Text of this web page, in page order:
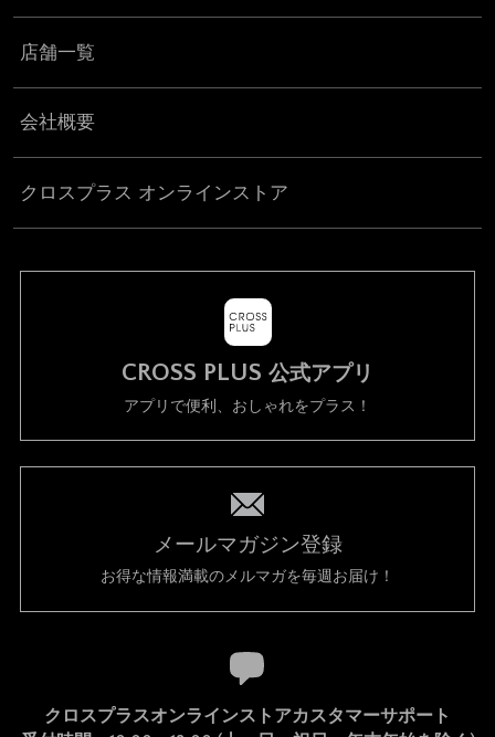
店舗一覧
会社概要
クロスプラス オンラインストア
CROSS PLUS 公式アプリ
アプリで便利、おしゃれをプラス！
メールマガジン登録
お得な情報満載のメルマガを毎週お届け！
クロスプラスオンラインストアカスタマーサポート